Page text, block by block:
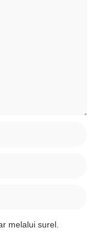
melalui surel.